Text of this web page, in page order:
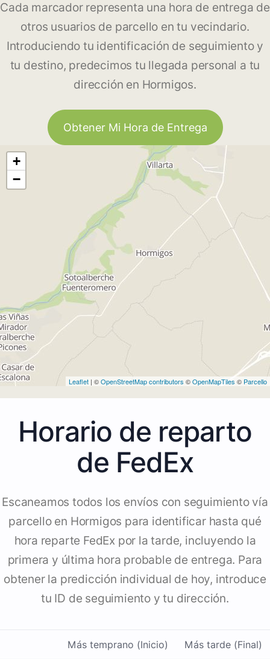
Cada marcador representa una hora de entrega de
otros usuarios de parcello en tu vecindario.
Introduciendo tu identificación de seguimiento y
tu destino, predecimos tu llegada personal a tu
dirección en Hormigos.
Obtener Mi Hora de Entrega
+
−
Leaflet | ©OpenStreetMap contributors ©OpenMapTiles © Parcello
Horario de reparto
de FedEx
Escaneamos todos los envíos con seguimiento vía
parcello en Hormigos para identificar hasta qué
hora reparte FedEx por la tarde, incluyendo la
primera y última hora probable de entrega. Para
obtener la predicción individual de hoy, introduce
tu ID de seguimiento y tu dirección.
Más temprano (Inicio) Más tarde (Final)